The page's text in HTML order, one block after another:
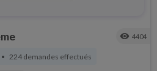
visibility 4404
• 224 demandes effectués